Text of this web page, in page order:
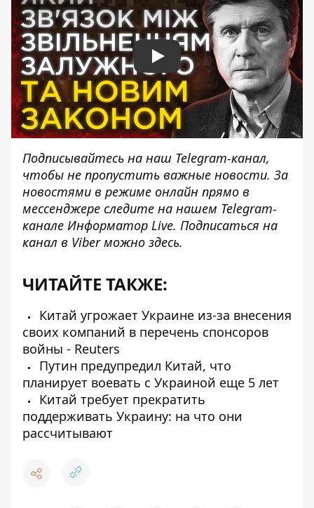
Play
Подписывайтесь на наш Telegram-канал,
чтобы не пропустить важные новости. За
новостями в режиме онлайн прямо в
мессенджере следите на нашем Telegram-
канале Информатор Live. Подписаться на
канал в Viber можно здесь.
ЧИТАЙТЕ ТАКЖЕ:
Китай угрожает Украине из-за внесения
своих компаний в перечень спонсоров
войны - Reuters
Путин предупредил Китай, что
планирует воевать с Украиной еще 5 лет
Китай требует прекратить
поддерживать Украину: на что они
рассчитывают